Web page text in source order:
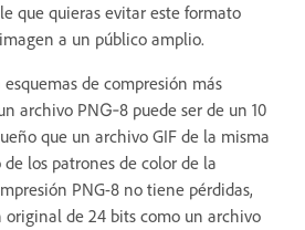
que quieras evitar este formato
a un público amplio.
de compresión más
archivo PNG‑8 puede ser de un 10
que un archivo GIF de la misma
los patrones de color de la
PNG-8 no tiene pérdidas,
de 24 bits como un archivo